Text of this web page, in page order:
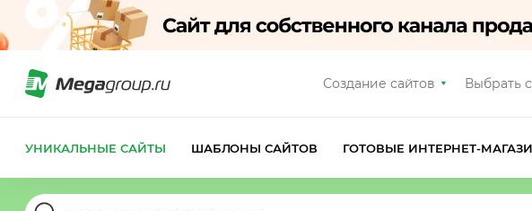
Создание сайтов Выбрать
УНИКАЛЬНЫЕ САЙТЫ ШАБЛОНЫ САЙТОВ ГОТОВЫЕ ИНТЕРНЕТ-